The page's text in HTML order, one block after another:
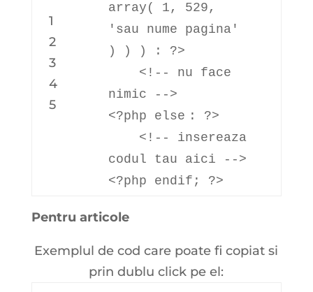
1
2
3
4
5
array ( 1, 529,
'sau nume pagina'
) ) ) : ?>
<!-- nu face
nimic -->
<?php else : ?>
<!-- insereaza
codul tau aici -->
<?php endif ; ?>
Pentru articole
Exemplul de cod care poate fi copiat si
prin dublu click pe el: